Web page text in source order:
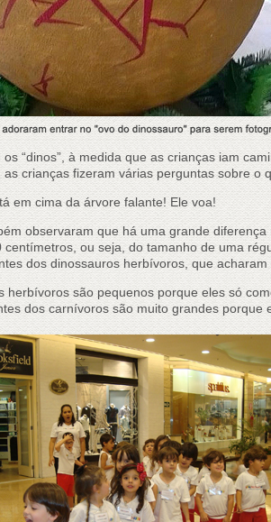
os “dinos”, à medida que as crianças iam
as crianças fizeram várias perguntas sobre o
em cima da árvore falante! Ele voa!
observaram que há uma grande
centímetros, ou seja, do tamanho de uma
dos dinossauros herbívoros, que
são pequenos porque eles só
dos carnívoros são muito grandes porque